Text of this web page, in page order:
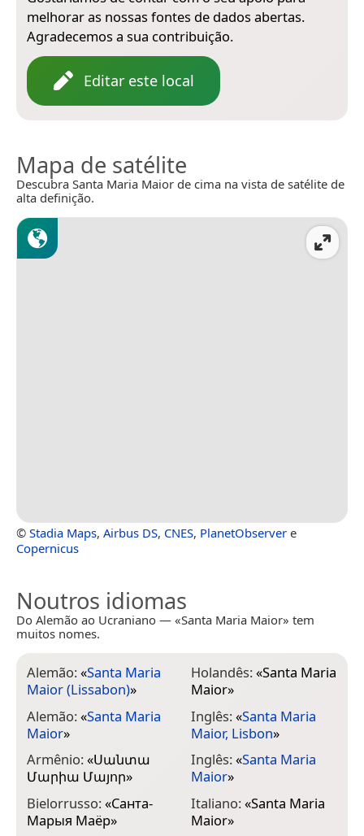
melhorar as nossas fontes de dados abertas.
Agradecemos a sua contribuição.
Editar este local
Mapa de satélite
Descubra Santa Maria Maior de cima na vista de satélite de
alta definição.
© Stadia Maps, Airbus DS, CNES, PlanetObserver e
Copernicus
Noutros idiomas
Do Alemão ao Ucraniano — «Santa Maria Maior» tem
muitos nomes.
Alemão:«Santa Maria
Maior (Lissabon)»
Alemão:«Santa Maria
Maior»
Armênio:«Սանտա
Մարիա Մայոր»
Bielorrusso:«Санта-
Марыя Маёр»
Holandês:«Santa Maria
Maior»
Inglês:«Santa Maria
Maior, Lisbon»
Inglês:«Santa Maria
Maior»
Italiano:«Santa Maria
Maior»